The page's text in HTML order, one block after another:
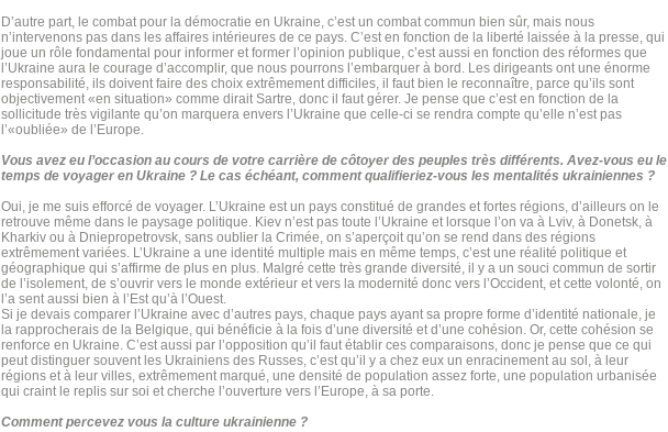
D’autre part, le combat pour la démocratie en Ukraine, c’est un combat commun bien sûr, mais nous
n’intervenons pas dans les affaires intérieures de ce pays. C’est en fonction de la liberté laissée à la presse, qui
joue un rôle fondamental pour informer et former l’opinion publique, c’est aussi en fonction des réformes que
l’Ukraine aura le courage d’accomplir, que nous pourrons l’embarquer à bord. Les dirigeants ont une énorme
responsabilité, ils doivent faire des choix extrêmement difficiles, il faut bien le reconnaître, parce qu’ils sont
objectivement «en situation» comme dirait Sartre, donc il faut gérer. Je pense que c’est en fonction de la
sollicitude très vigilante qu’on marquera envers l’Ukraine que celle-ci se rendra compte qu’elle n’est pas
l’«oubliée» de l’Europe.
Vous avez eu l’occasion au cours de votre carrière de côtoyer des peuples très différents. Avez-vous eu le
temps de voyager en Ukraine ? Le cas échéant, comment qualifieriez-vous les mentalités ukrainiennes ?
Oui, je me suis efforcé de voyager. L’Ukraine est un pays constitué de grandes et fortes régions, d’ailleurs on le
retrouve même dans le paysage politique. Kiev n’est pas toute l’Ukraine et lorsque l’on va à Lviv, à Donetsk, à
Kharkiv ou à Dniepropetrovsk, sans oublier la Crimée, on s’aperçoit qu’on se rend dans des régions
extrêmement variées. L’Ukraine a une identité multiple mais en même temps, c’est une réalité politique et
géographique qui s’affirme de plus en plus. Malgré cette très grande diversité, il y a un souci commun de sortir
de l’isolement, de s’ouvrir vers le monde extérieur et vers la modernité donc vers l’Occident, et cette volonté, on
l’a sent aussi bien à l’Est qu’à l’Ouest.
Si je devais comparer l’Ukraine avec d’autres pays, chaque pays ayant sa propre forme d’identité nationale, je
la rapprocherais de la Belgique, qui bénéficie à la fois d’une diversité et d’une cohésion. Or, cette cohésion se
renforce en Ukraine. C’est aussi par l’opposition qu’il faut établir ces comparaisons, donc je pense que ce qui
peut distinguer souvent les Ukrainiens des Russes, c’est qu’il y a chez eux un enracinement au sol, à leur
régions et à leur villes, extrêmement marqué, une densité de population assez forte, une population urbanisée
qui craint le replis sur soi et cherche l’ouverture vers l’Europe, à sa porte.
Comment percevez vous la culture ukrainienne ?